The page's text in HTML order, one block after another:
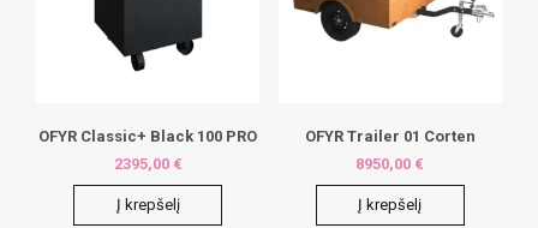
OFYR Classic+ Black 100 PRO
2395,00 €
Į krepšelį
OFYR Trailer 01 Corten
8950,00 €
Į krepšelį